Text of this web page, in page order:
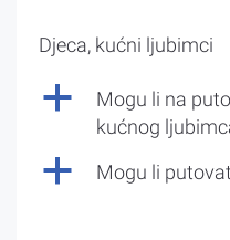
Djeca, kućni ljubimci
a
Mogu li na
kućnog
a Mogu li